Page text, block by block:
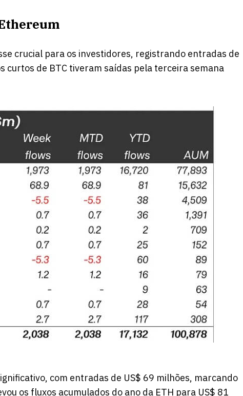
crucial para os investidores, registrando entradas de
curtos de BTC tiveram saídas pela terceira semana
com entradas de US$ 69 milhões, marcando
os fluxos acumulados do ano da ETH para US$ 81